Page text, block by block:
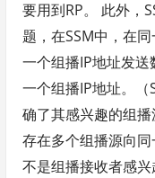
要用到RP。 此外，
题，在SSM中，在
一个组播IP地址发
一个组播IP地址。
确了其感兴趣的组
存在多个组播源向
不是组播接收者感